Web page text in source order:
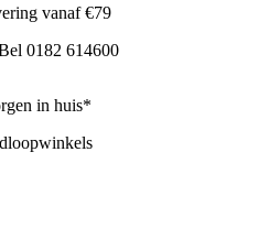
vanaf €79
0182 614600
in huis*